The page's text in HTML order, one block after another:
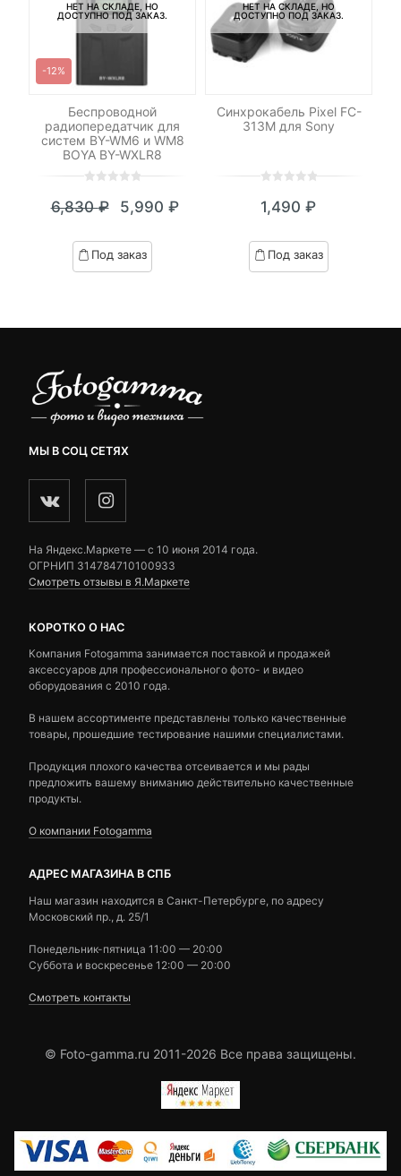
НЕТ НА СКЛАДЕ, НО
ДОСТУПНО ПОД ЗАКАЗ.
-12%
Беспроводной
радиопередатчик для
систем BY-WM6 и WM8
BOYA BY-WXLR8
out
based
on
6,830₽
Первоначальная
цена
составляла
5,990 ₽
Текущая
цена:
5,990 ₽.
Под заказ
НЕТ НА СКЛАДЕ, НО
ДОСТУПНО ПОД ЗАКАЗ.
Синхрокабель Pixel FC-
313M для Sony
out
based
on
1,490 ₽
Под заказ
МЫ В СОЦ СЕТЯХ
На Яндекс.Маркете — c 10 июня 2014 года.
ОГРНИП 314784710100933
Смотреть отзывы в Я.Маркете
КОРОТКО О НАС
Компания Fotogamma занимается поставкой и продажей
аксессуаров для профессионального фото- и видео
оборудования с 2010 года.
В нашем ассортименте представлены только качественные
товары, прошедшие тестирование нашими специалистами.
Продукция плохого качества отсеивается и мы рады
предложить вашему вниманию действительно качественные
продукты.
О компании Fotogamma
АДРЕС МАГАЗИНА В СПБ
Наш магазин находится в Санкт-Петербурге, по адресу
Московский пр., д. 25/1
Понедельник-пятница 11:00 — 20:00
Суббота и воскресенье 12:00 — 20:00
Смотреть контакты
© Foto-gamma.ru 2011-2026 Все права защищены.